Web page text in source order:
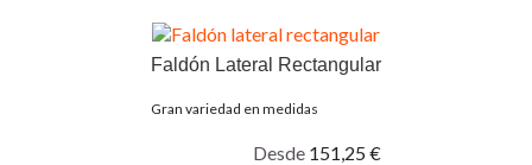
Faldón Lateral Rectangular
Gran variedad en medidas
Desde 151,25 €